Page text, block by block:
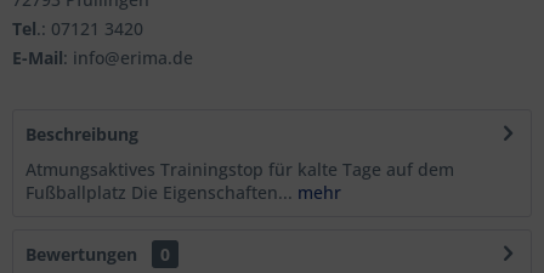
Tel.: 07121 3420
E-Mail: info@erima.de
Beschreibung
Atmungsaktives Trainingstop für kalte Tage auf dem
Fußballplatz Die Eigenschaften... mehr
Bewertungen
0